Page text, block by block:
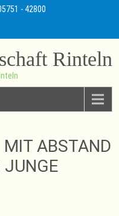
- 42800
Rinteln
ABSTAND
JUNGE